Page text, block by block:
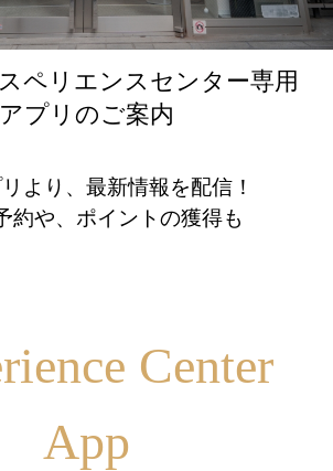
ペリエンスセンター専用
アプリのご案内
より、最新情報を配信！
約や、ポイントの獲得も
Center
App